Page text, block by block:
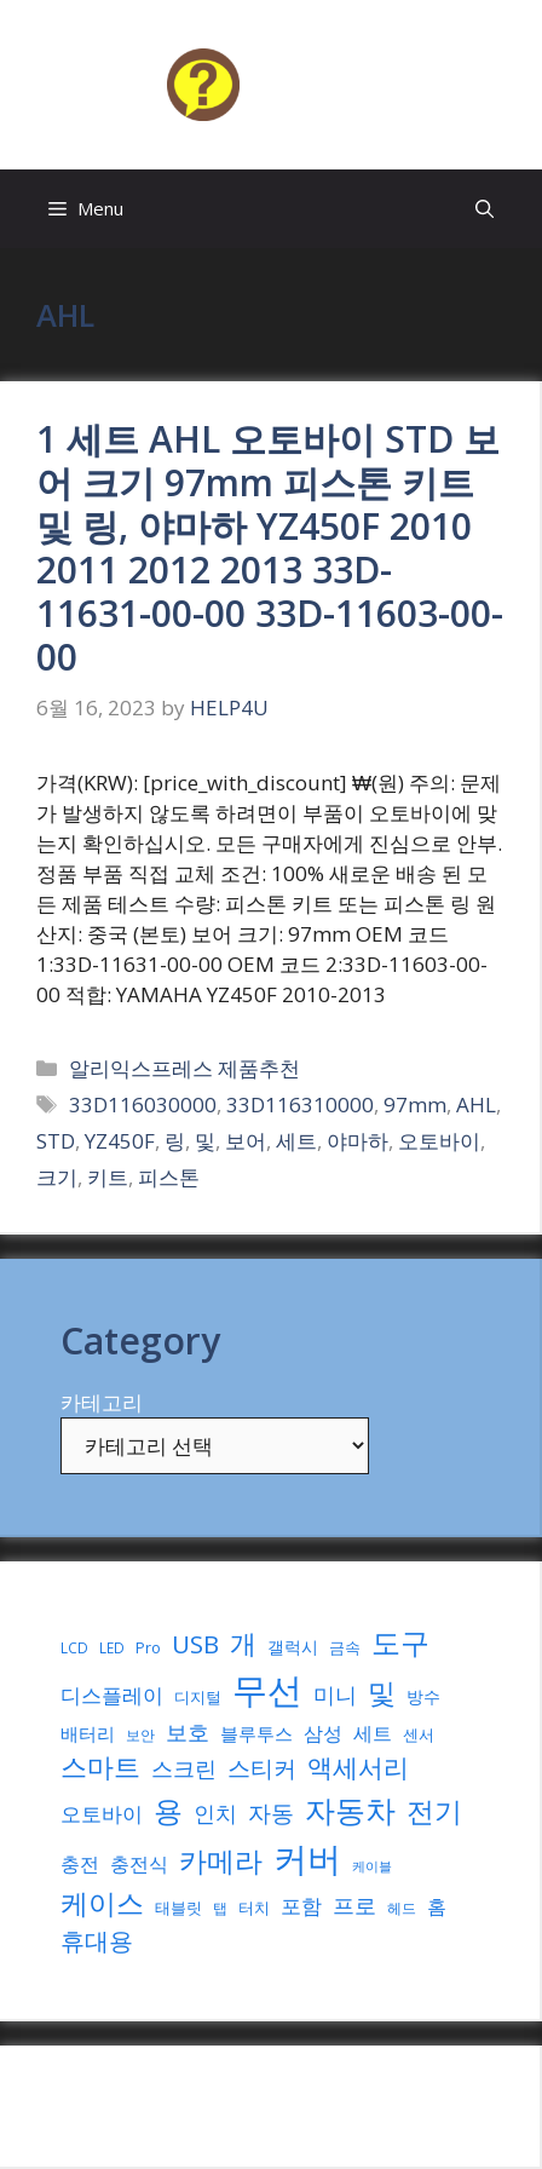
Menu
AHL
1 세트 AHL 오토바이 STD 보
어 크기 97mm 피스톤 키트
및 링, 야마하 YZ450F 2010
2011 2012 2013 33D-
11631-00-00 33D-11603-00-
00
6월 16, 2023 by HELP4U
가격(KRW): [price_with_discount] ₩(원) 주의: 문제
가 발생하지 않도록 하려면이 부품이 오토바이에 맞
는지 확인하십시오. 모든 구매자에게 진심으로 안부.
정품 부품 직접 교체 조건: 100% 새로운 배송 된 모
든 제품 테스트 수량: 피스톤 키트 또는 피스톤 링 원
산지: 중국 (본토) 보어 크기: 97mm OEM 코드
1:33D-11631-00-00 OEM 코드 2:33D-11603-00-
00 적합: YAMAHA YZ450F 2010-2013
Categories
알리익스프레스 제품추천
Tags
33D116030000,33D116310000,97mm,AHL,
STD, YZ450F, 링, 및, 보어, 세트, 야마하, 오토바이,
크기, 키트, 피스톤
Category
카테고리
LCD LED Pro USB 개 갤럭시 금속 도구
디스플레이 디지털 무선 미니 및 방수
배터리 보안 보호 블루투스 삼성 세트 센서
스마트 스크린 스티커 액세서리
오토바이 용 인치 자동 자동차 전기
충전 충전식 카메라 커버 케이블
케이스 태블릿 탭 터치 포함 프로 헤드 홈
휴대용